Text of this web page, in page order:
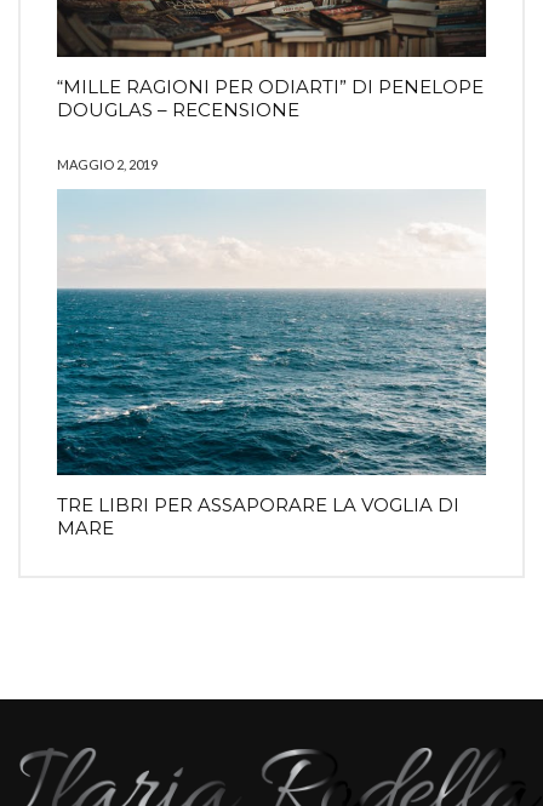
“MILLE RAGIONI PER ODIARTI” DI PENELOPE
DOUGLAS – RECENSIONE
MAGGIO 2, 2019
TRE LIBRI PER ASSAPORARE LA VOGLIA DI
MARE